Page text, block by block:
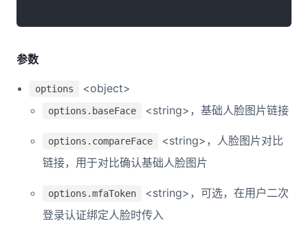
参数
options <object>
options.baseFace <string>，基础人脸图片链接
options.compareFace
<string>，人脸图片对比
链接，用于对比确认基础人脸图片
options.mfaToken
<string>，可选，在用户二次
登录认证绑定人脸时传入